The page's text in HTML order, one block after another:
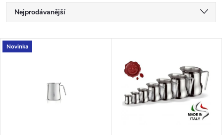
Ř
a
Nejprodávanější
Nejdražší
V
Novinka